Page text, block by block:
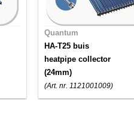
Quantum
HA-T25 buis
heatpipe collector
(24mm)
(Art. nr. 1121001009)